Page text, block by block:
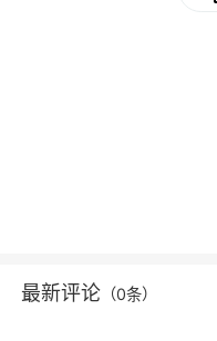
最新评论 （0条）